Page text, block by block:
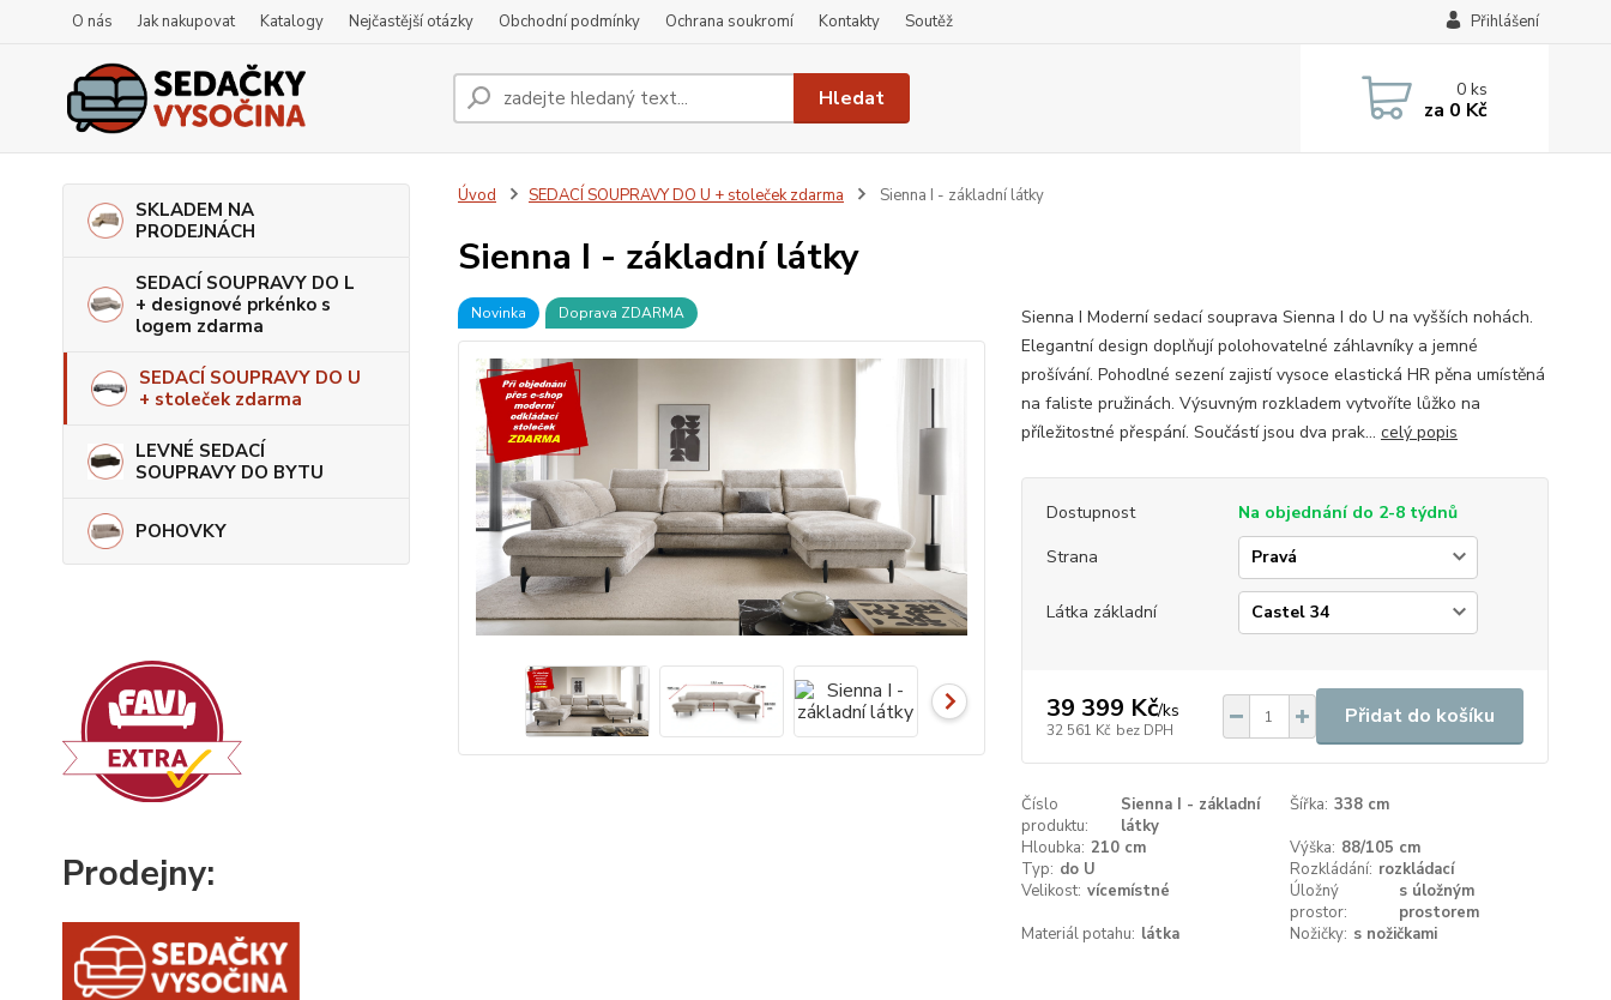
O nás Jak nakupovat Katalogy Nejčastější otázky Obchodní podmínky Ochrana soukromí Kontakty Soutěž Přihlášení
Hledat 0ks
za 0 Kč
SKLADEM NA
PRODEJNÁCH
SEDACÍ SOUPRAVY DO L
+ designové prkénko s
logem zdarma
SEDACÍ SOUPRAVY DO U
+ stoleček zdarma
LEVNÉ SEDACÍ
SOUPRAVY DO BYTU
POHOVKY
Prodejny:
Úvod SEDACÍ SOUPRAVY DO U + stoleček zdarma Sienna I - základní látky
Sienna I - základní látky
Novinka Doprava ZDARMA
Sienna I Moderní sedací souprava Sienna I do U na vyšších nohách.
Elegantní design doplňují polohovatelné záhlavníky a jemné
prošívání. Pohodlné sezení zajistí vysoce elastická HR pěna umístěná
na faliste pružinách. Výsuvným rozkladem vytvoříte lůžko na
příležitostné přespání. Součástí jsou dva prak... celý popis
Dostupnost
Na objednání do 2-8 týdnů
Strana
Látka základní
39 399 Kč/ks
32 561 Kč bez DPH
Přidat do košíku
Číslo
produktu:
Sienna I - základní
látky
Šířka: 338 cm
Hloubka: 210 cm Výška: 88/105 cm
Typ: do U Rozkládání: rozkládací
Velikost: vícemístné
Úložný
prostor:
s úložným
prostorem
Materiál potahu: látka Nožičky: s nožičkami